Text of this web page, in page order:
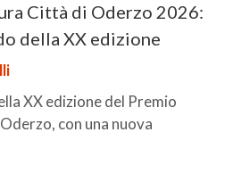
Città di Oderzo 2026:
della XX edizione
XX edizione del Premio
con una nuova